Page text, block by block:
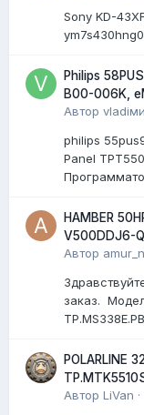
Sony KD-
Philips
B00-006K,
Автор
philips
Panel
HAMBER
V500DDJ6-
Автор
заказ.
POLARLINE
Автор LiVan ·